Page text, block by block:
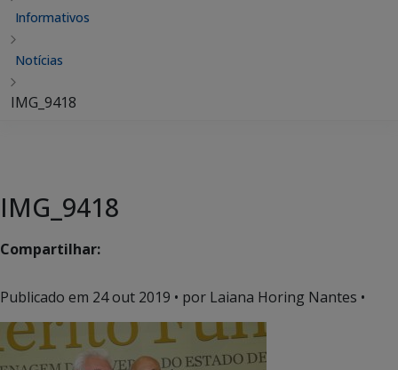
Informativos
Notícias
IMG_9418
IMG_9418
Compartilhar:
Publicado em 24 out 2019 • por Laiana Horing Nantes •